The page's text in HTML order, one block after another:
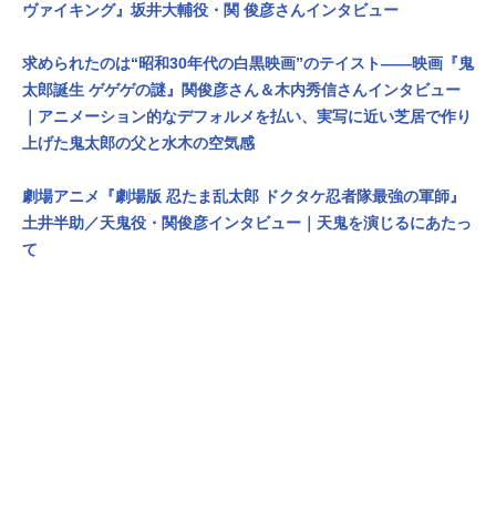
ヴァイキング』坂井大輔役・関 俊彦さんインタビュー
求められたのは“昭和30年代の白黒映画”のテイスト――映画『鬼
太郎誕生 ゲゲゲの謎』関俊彦さん＆木内秀信さんインタビュー
｜アニメーション的なデフォルメを払い、実写に近い芝居で作り
上げた鬼太郎の父と水木の空気感
劇場アニメ『劇場版 忍たま乱太郎 ドクタケ忍者隊最強の軍師』
土井半助／天鬼役・関俊彦インタビュー｜天鬼を演じるにあたっ
て